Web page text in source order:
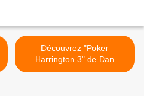
Découvrez "Poker
Harrington 3" de Dan
Harrington >